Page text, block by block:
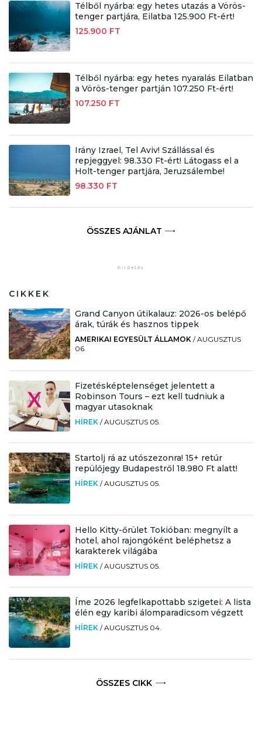
Télből nyárba: egy hetes utazás a Vörös-
tenger partjára, Eilatba 125.900 Ft-ért!
125.900 FT
Télből nyárba: egy hetes nyaralás Eilatban
a Vörös-tenger partján 107.250 Ft-ért!
107.250 FT
Irány Izrael, Tel Aviv! Szállással és
repjeggyel: 98.330 Ft-ért! Látogass el a
Holt-tenger partjára, Jeruzsálembe!
98.330 FT
ÖSSZES AJÁNLAT
CIKKEK
Grand Canyon útikalauz: 2026-os belépő
árak, túrák és hasznos tippek
AMERIKAI EGYESÜLT ÁLLAMOK /AUGUSZTUS
06.
Fizetésképtelenséget jelentett a
Robinson Tours – ezt kell tudniuk a
magyar utasoknak
HÍREK /AUGUSZTUS 05.
Startolj rá az utószezonra! 15+ retúr
repülőjegy Budapestről 18.980 Ft alatt!
HÍREK /AUGUSZTUS 05.
Hello Kitty-őrület Tokióban: megnyílt a
hotel, ahol rajongóként beléphetsz a
karakterek világába
HÍREK /AUGUSZTUS 05.
Íme 2026 legfelkapottabb szigetei: A lista
élén egy karibi álomparadicsom végzett
HÍREK /AUGUSZTUS 04.
ÖSSZES CIKK